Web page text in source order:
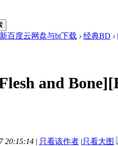
百度云网盘与bt下载 › 经典BD ›
and
20:15:14 | 只看该作者 |只看大图